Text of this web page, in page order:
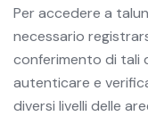
Per accedere a
necessario
conferimento di tali
autenticare e
diversi livelli delle